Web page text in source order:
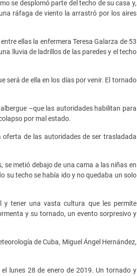
se desplomó parte del techo de su casa y,
ráfaga de viento la arrastró por los aires
ellas la enfermera Teresa Galarza de 53
lluvia de ladrillos de las paredes y el techo
será de ella en los días por venir. El tornado
–que las autoridades habilitan para
por mal estado.
oferta de las autoridades de ser trasladada
se metió debajo de una cama a las niñas en
su techo se había ido y no quedaba un solo
y tener una vasta cultura que les permite
y su tornado, un evento sorpresivo y
de Cuba, Miguel Ángel Hernández,
lunes 28 de enero de 2019. Un tornado y